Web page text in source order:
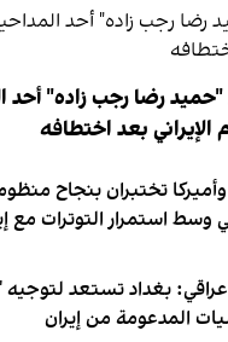
رضا رجب زاده" أحد
الإيراني بعد اختطافه
تختبران بنجاح
وسط استمرار التوترات مع
بغداد تستعد لتوجيه
المدعومة من إيران